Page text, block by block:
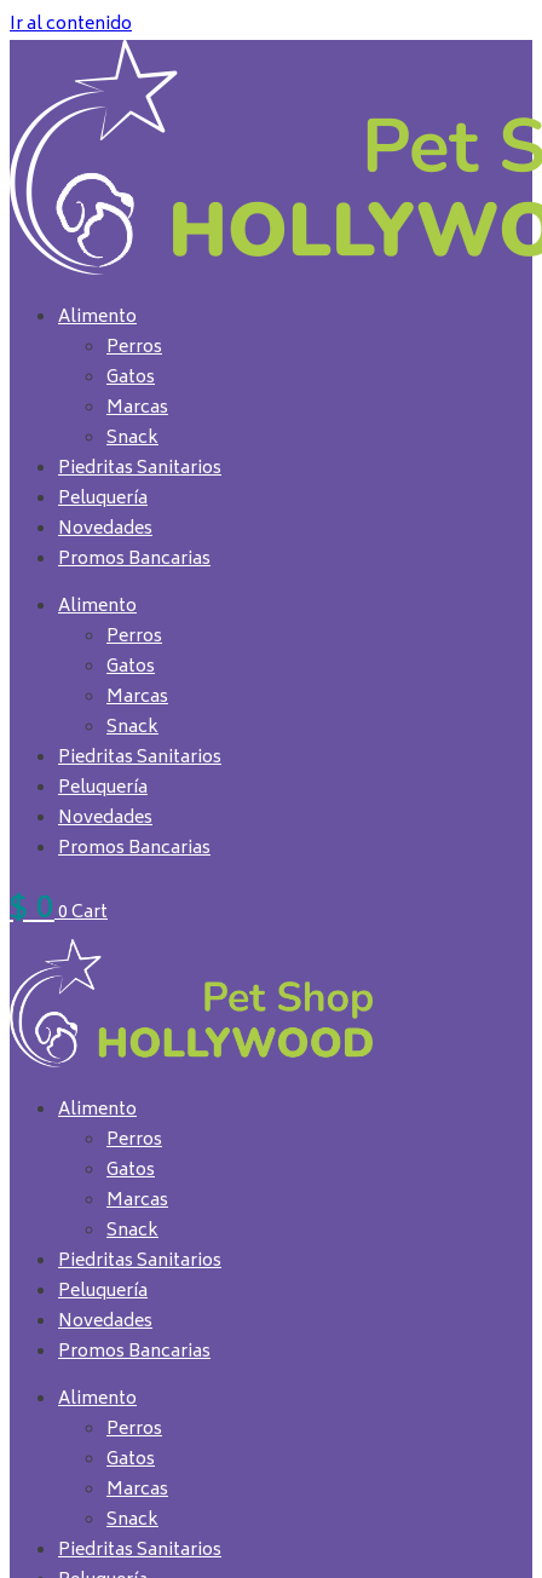
Ir al contenido
Alimento
Perros
Gatos
Marcas
Snack
Piedritas Sanitarios
Peluquería
Novedades
Promos Bancarias
Alimento
Perros
Gatos
Marcas
Snack
Piedritas Sanitarios
Peluquería
Novedades
Promos Bancarias
$00Cart
Alimento
Perros
Gatos
Marcas
Snack
Piedritas Sanitarios
Peluquería
Novedades
Promos Bancarias
Alimento
Perros
Gatos
Marcas
Snack
Piedritas Sanitarios